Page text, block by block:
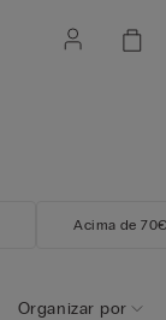
Acima de
Organizar por